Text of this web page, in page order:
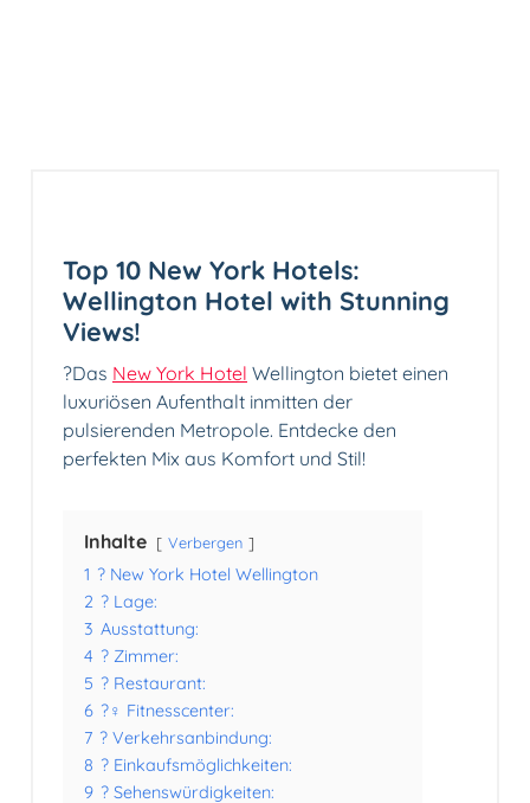
Top 10 New York Hotels:
Wellington Hotel with Stunning
Views!
?Das New York Hotel Wellington bietet einen
luxuriösen Aufenthalt inmitten der
pulsierenden Metropole. Entdecke den
perfekten Mix aus Komfort und Stil!
Inhalte Verbergen
1 ? New York Hotel Wellington
2 ? Lage:
3 Ausstattung:
4 ? Zimmer:
5 ?️ Restaurant:
6 ?️‍♀️ Fitnesscenter:
7 ? Verkehrsanbindung:
8 ?️ Einkaufsmöglichkeiten:
9 ? Sehenswürdigkeiten: